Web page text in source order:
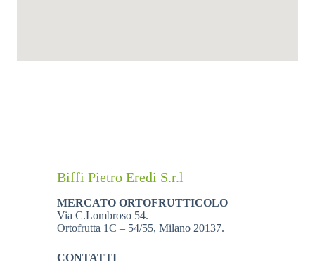
Biffi Pietro Eredi S.r.l
MERCATO ORTOFRUTTICOLO
Via C.Lombroso 54.
Ortofrutta 1C – 54/55, Milano 20137.
CONTATTI